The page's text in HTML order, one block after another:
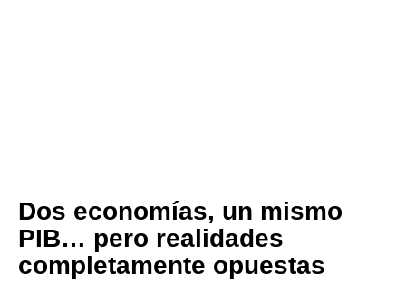
Dos economías, un mismo
PIB… pero realidades
completamente opuestas